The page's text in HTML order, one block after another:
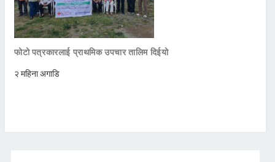
फोटो पत्रकारलाई प्राथमिक उपचार तालिम दिईयो
२ महिना अगाडि